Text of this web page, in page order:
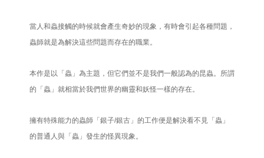
當人和蟲接觸的時候就會產生奇妙的現象，有時會引起各種問題，
蟲師就是為解決這些問題而存在的職業。
本作是以「蟲」為主題，但它們並不是我們一般認為的昆蟲。所謂
的「蟲」就相當於我們世界的幽靈和妖怪一樣的存在。
擁有特殊能力的蟲師「銀子/銀古」的工作便是解決看不見「蟲」
的普通人與「蟲」發生的怪異現象。